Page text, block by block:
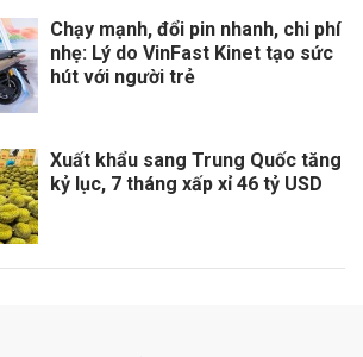
Chạy mạnh, đổi pin nhanh, chi phí
nhẹ: Lý do VinFast Kinet tạo sức
hút với người trẻ
Xuất khẩu sang Trung Quốc tăng
kỷ lục, 7 tháng xấp xỉ 46 tỷ USD